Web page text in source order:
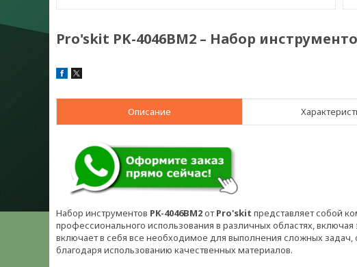
Pro'skit PK-4046BM2 – Набор
Описание
Набор инструментов PK-4046BM2отPro'skit представляет собой
профессионального использования в различных областях,
включает в себя все необходимое для выполнения сложных
благодаря использованию качественных материалов.